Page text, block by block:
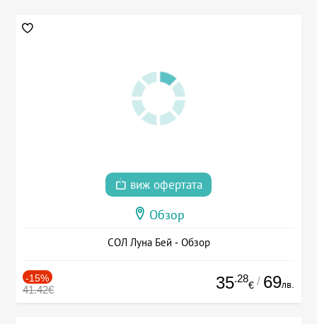
виж офертата
Обзор
СОЛ Луна Бей - Обзор
-15%
41.42€ 35.28
€ / 69лв.